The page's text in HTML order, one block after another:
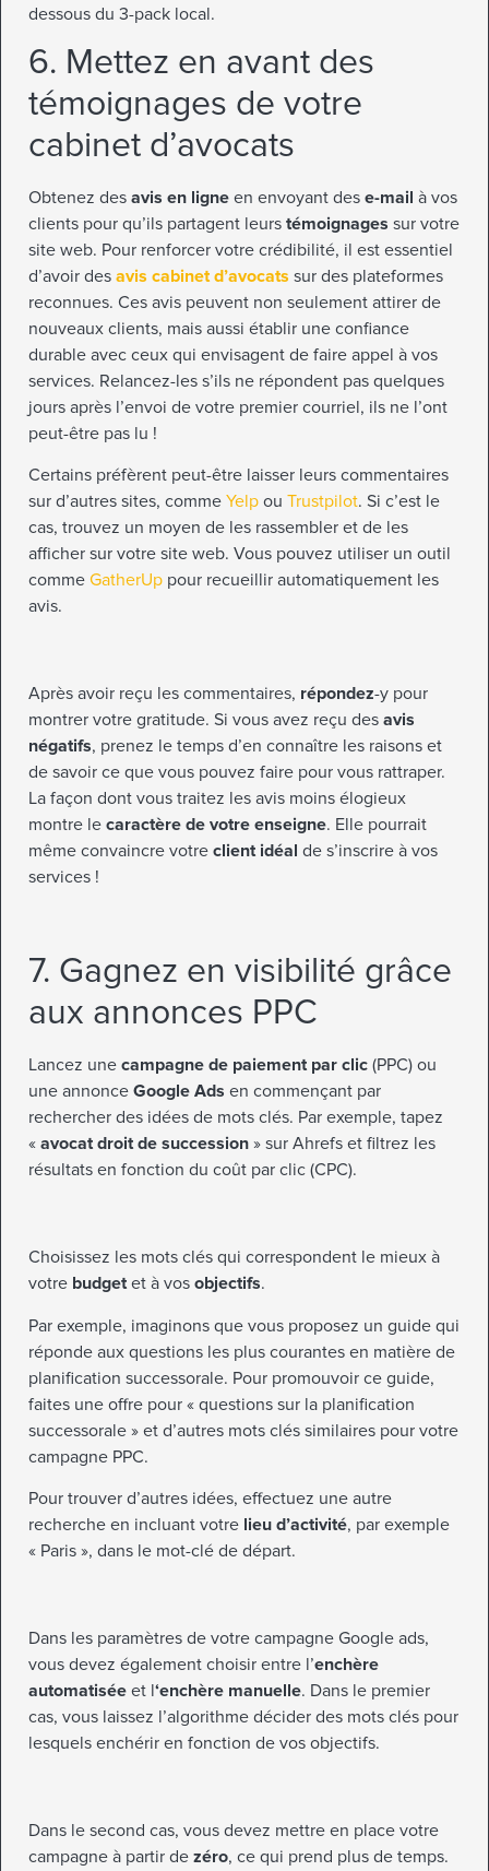
dessous du 3-pack local.
6. Mettez en avant des
témoignages de votre
cabinet d’avocats
Obtenez des avis en ligne en envoyant des e-mail à vos
clients pour qu’ils partagent leurs témoignages sur votre
site web. Pour renforcer votre crédibilité, il est essentiel
d’avoir des avis cabinet d’avocats sur des plateformes
reconnues. Ces avis peuvent non seulement attirer de
nouveaux clients, mais aussi établir une confiance
durable avec ceux qui envisagent de faire appel à vos
services. Relancez-les s’ils ne répondent pas quelques
jours après l’envoi de votre premier courriel, ils ne l’ont
peut-être pas lu !
Certains préfèrent peut-être laisser leurs commentaires
sur d’autres sites, comme Yelp ou Trustpilot. Si c’est le
cas, trouvez un moyen de les rassembler et de les
afficher sur votre site web. Vous pouvez utiliser un outil
comme GatherUp pour recueillir automatiquement les
avis.
Après avoir reçu les commentaires, répondez-y pour
montrer votre gratitude. Si vous avez reçu des avis
négatifs, prenez le temps d’en connaître les raisons et
de savoir ce que vous pouvez faire pour vous rattraper.
La façon dont vous traitez les avis moins élogieux
montre le caractère de votre enseigne. Elle pourrait
même convaincre votre client idéal de s’inscrire à vos
services !
7. Gagnez en visibilité grâce
aux annonces PPC
Lancez une campagne de paiement par clic (PPC) ou
une annonce Google Ads en commençant par
rechercher des idées de mots clés. Par exemple, tapez
« avocat droit de succession » sur Ahrefs et filtrez les
résultats en fonction du coût par clic (CPC).
Choisissez les mots clés qui correspondent le mieux à
votre budgetet à vos objectifs.
Par exemple, imaginons que vous proposez un guide qui
réponde aux questions les plus courantes en matière de
planification successorale. Pour promouvoir ce guide,
faites une offre pour « questions sur la planification
successorale » et d’autres mots clés similaires pour votre
campagne PPC.
Pour trouver d’autres idées, effectuez une autre
recherche en incluant votre lieu d’activité, par exemple
« Paris », dans le mot-clé de départ.
Dans les paramètres de votre campagne Google ads,
vous devez également choisir entre l’enchère
automatisée et l‘enchère manuelle. Dans le premier
cas, vous laissez l’algorithme décider des mots clés pour
lesquels enchérir en fonction de vos objectifs.
Dans le second cas, vous devez mettre en place votre
campagne à partir de zéro, ce qui prend plus de temps.